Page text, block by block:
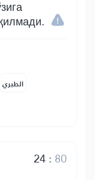
الطبري
24: 80